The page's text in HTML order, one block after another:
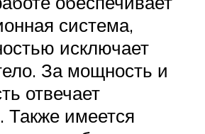
система,
исключает
За мощность и
отвечает
Также имеется